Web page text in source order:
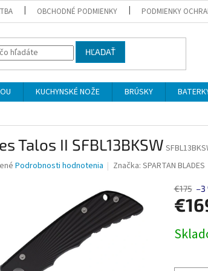
OBCHODNÉ PODMIENKY PODMIENKY
HĽADAŤ
KUCHYNSKÉ NOŽE BRÚSKY
Talos II SFBL13BKSW
Podrobnosti hodnotenia Značka:SPARTAN BLADES
€175 –3
cena: